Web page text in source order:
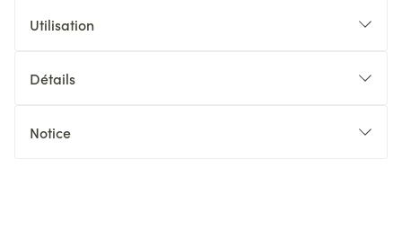
Utilisation
Détails
Notice